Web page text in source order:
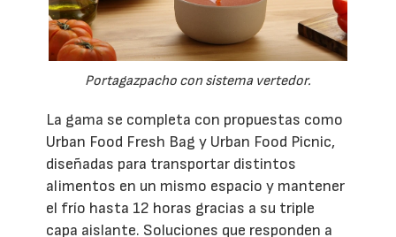
Portagazpacho con sistema vertedor.
La gama se completa con propuestas como
Urban Food Fresh Bag y Urban Food Picnic,
diseñadas para transportar distintos
alimentos en un mismo espacio y mantener
el frío hasta 12 horas gracias a su triple
capa aislante. Soluciones que responden a